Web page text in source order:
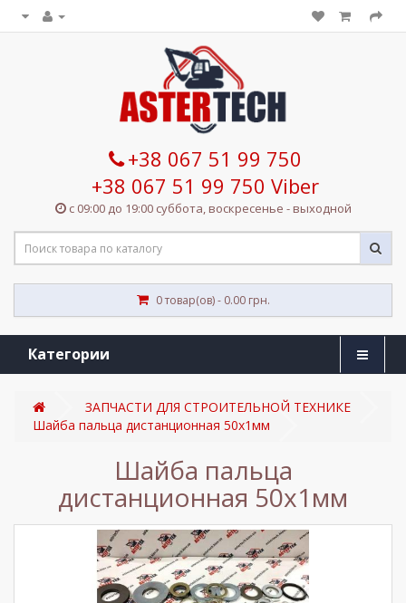
+38 067 51 99 750
+38 067 51 99 750 Viber
с 09:00 до 19:00 суббота, воскресенье - выходной
0 товар(ов) - 0.00 грн.
Категории
ЗАПЧАСТИ ДЛЯ СТРОИТЕЛЬНОЙ ТЕХНИКЕ
Шайба пальца дистанционная 50x1мм
Шайба пальца
дистанционная 50x1мм